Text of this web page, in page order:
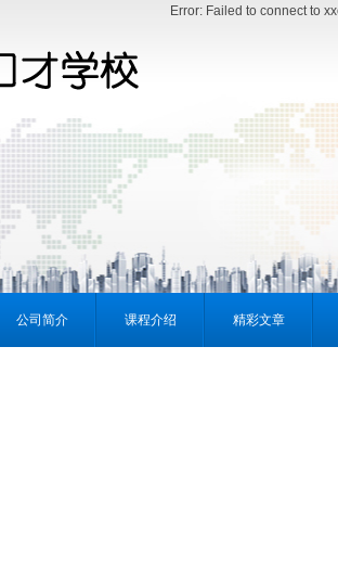
Error: Failed to connect to
公司简介 课程介绍 精彩文章